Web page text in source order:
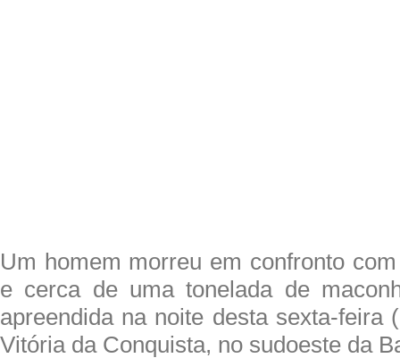
Um homem morreu em confronto
e cerca de uma tonelada de
apreendida na noite desta sexta-feira
Vitória da Conquista, no sudoeste da